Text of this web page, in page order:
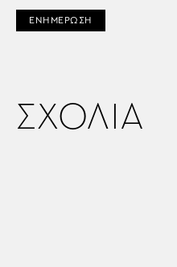
ΕΝΗΜΕΡΩΣΗ
ΣΧΟΛΙΑ